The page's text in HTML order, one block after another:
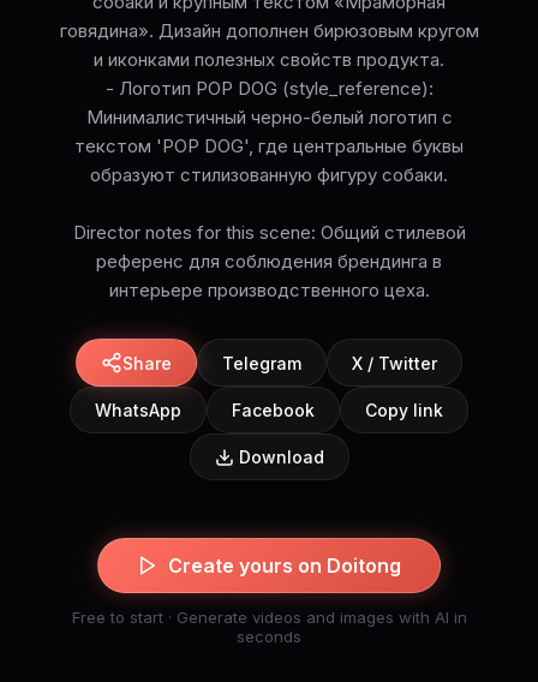
говядина». Дизайн дополнен бирюзовым кругом
и иконками полезных свойств продукта.
- Логотип POP DOG (style_reference):
Минималистичный черно-белый логотип с
текстом 'POP DOG', где центральные буквы
образуют стилизованную фигуру собаки.
Director notes for this scene: Общий стилевой
референс для соблюдения брендинга в
интерьере производственного цеха.
Share Telegram X / Twitter
WhatsApp Facebook Copy link
Download
Create yours on Doitong
Free to start · Generate videos and images with AI in
seconds